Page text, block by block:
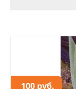
100 руб.